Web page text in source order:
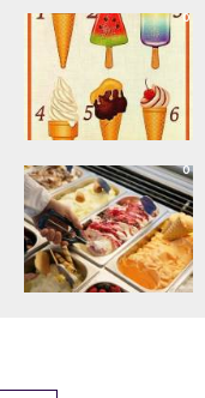
0
0